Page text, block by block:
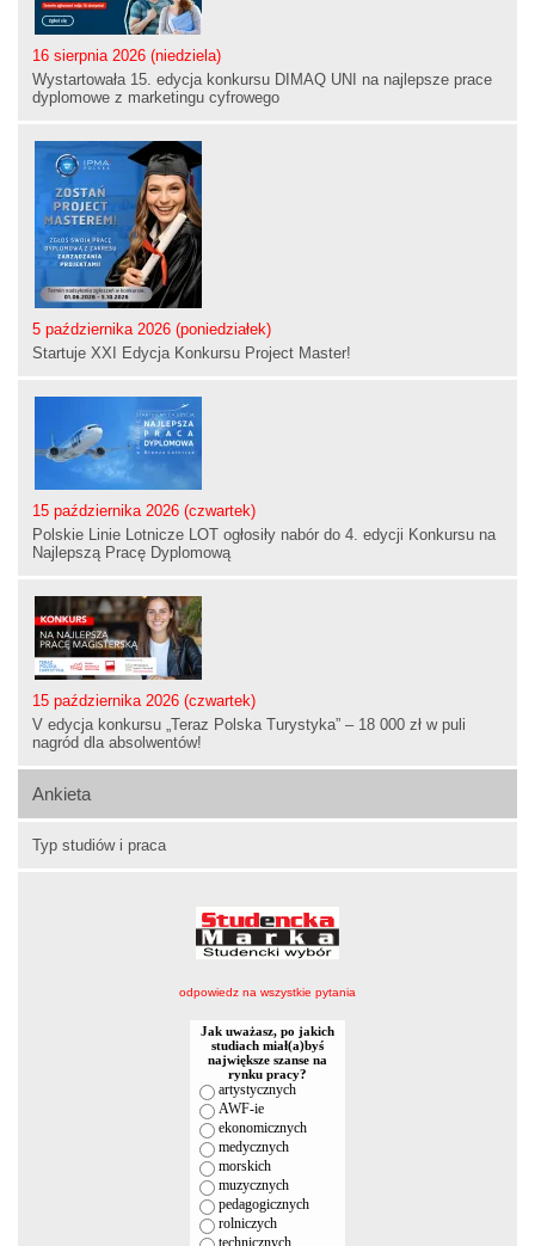
16 sierpnia 2026 (niedziela)
Wystartowała 15. edycja konkursu DIMAQ UNI na najlepsze prace
dyplomowe z marketingu cyfrowego
5 października 2026 (poniedziałek)
Startuje XXI Edycja Konkursu Project Master!
15 października 2026 (czwartek)
Polskie Linie Lotnicze LOT ogłosiły nabór do 4. edycji Konkursu na
Najlepszą Pracę Dyplomową
15 października 2026 (czwartek)
V edycja konkursu „Teraz Polska Turystyka” – 18 000 zł w puli
nagród dla absolwentów!
Ankieta
Typ studiów i praca
odpowiedz na wszystkie pytania